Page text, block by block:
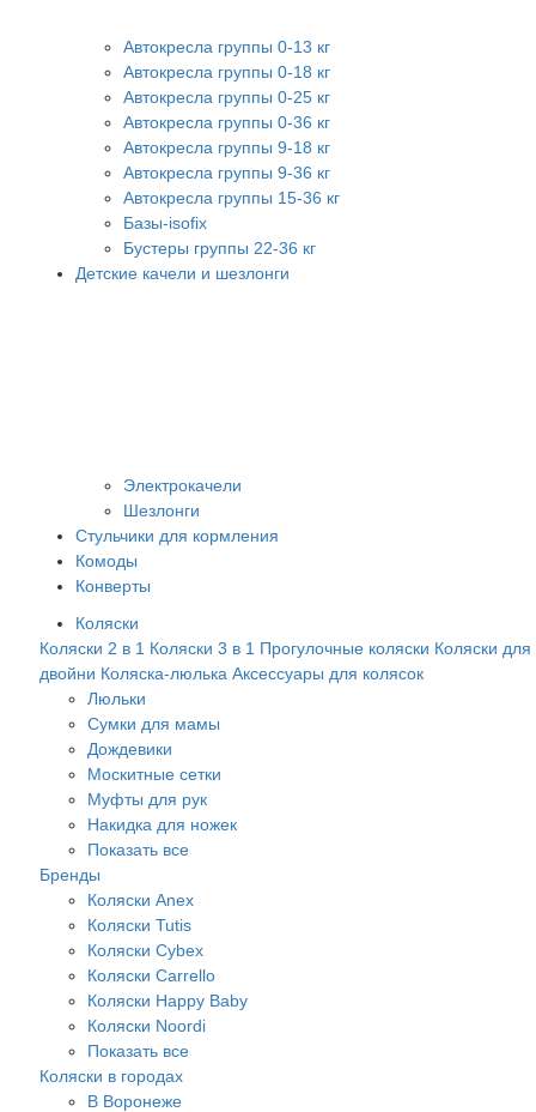
Автокресла группы 0-13 кг
Автокресла группы 0-18 кг
Автокресла группы 0-25 кг
Автокресла группы 0-36 кг
Автокресла группы 9-18 кг
Автокресла группы 9-36 кг
Автокресла группы 15-36 кг
Базы-isofix
Бустеры группы 22-36 кг
Детские качели и шезлонги
Электрокачели
Шезлонги
Стульчики для кормления
Комоды
Конверты
Коляски
Коляски 2 в 1 Коляски 3 в 1 Прогулочные коляски Коляски для
двойни Коляска-люлька Аксессуары для колясок
Люльки
Сумки для мамы
Дождевики
Москитные сетки
Муфты для рук
Накидка для ножек
Показать все
Бренды
Коляски Anex
Коляски Tutis
Коляски Cybex
Коляски Carrello
Коляски Happy Baby
Коляски Noordi
Показать все
Коляски в городах
В Воронеже